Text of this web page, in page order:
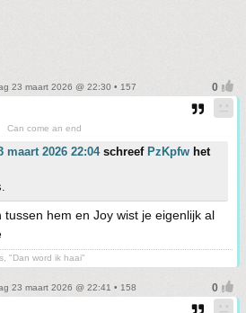
23 maart 2026 @ 22:30 • 157
Can come an end
maart 2026 22:04schreef PzKpfw het
hem en Joy wist je eigenlijk al
"Dan word ik haai"
23 maart 2026 @ 22:41 • 158